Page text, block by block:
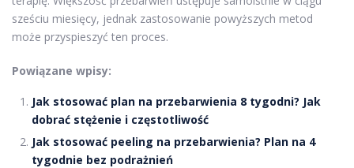
sześciu miesięcy, jednak zastosowanie powyższych metod
może przyspieszyć ten proces.
Powiązane wpisy:
Jak stosować plan na przebarwienia 8 tygodni? Jak
dobrać stężenie i częstotliwość
Jak stosować peeling na przebarwienia? Plan na 4
tygodnie bez podrażnień